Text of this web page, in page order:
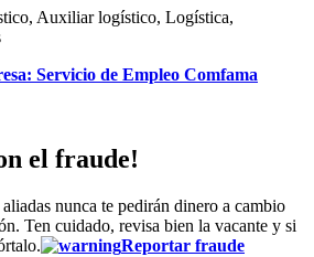
Auxiliar logístico, Logística,
: Servicio de Empleo Comfama
el fraude!
nunca te pedirán dinero a cambio
Ten cuidado, revisa bien la vacante y si
Reportar fraude